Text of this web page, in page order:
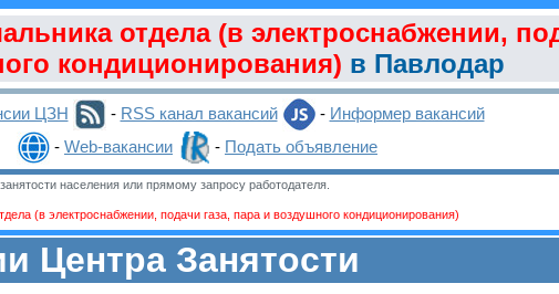
отдела (в электроснабжении,
кондиционирования) в Павлодар
ЦЗН - RSS канал вакансий - Информер вакансий
- Web-вакансии - Подать объявление
населения или прямому запросу работодателя.
(в электроснабжении, подачи газа, пара и воздушного кондиционирования)
Центра Занятости